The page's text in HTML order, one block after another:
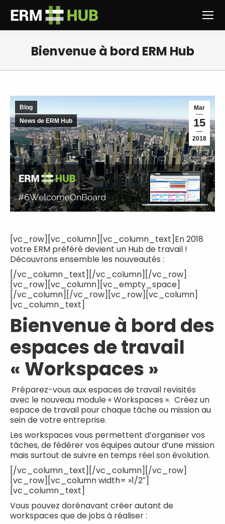
Bienvenue à bord ERM Hub
Mar
15
2018
Blog
News de ERM Hub
[vc_row][vc_column][vc_column_text]En 2018
votre ERM préféré devient un Hub de travail !
Découvrons ensemble les nouveautés :
[/vc_column_text][/vc_column][/vc_row]
[vc_row][vc_column][vc_empty_space]
[/vc_column][/vc_row][vc_row][vc_column]
[vc_column_text]
Bienvenue à bord des
espaces de travail
« Workspaces »
Préparez-vous aux espaces de travail revisités
avec le nouveau module « Workspaces ». Créez un
espace de travail pour chaque tâche ou mission au
sein de votre entreprise.
Les workspaces vous permettent d’organiser vos
tâches, de fédérer vos équipes autour d’une mission
mais surtout de suivre en temps réel son évolution.
[/vc_column_text][/vc_column][/vc_row]
[vc_row][vc_column width= »1/2″]
[vc_column_text]
Vous pouvez dorénavant créer autant de
workspaces que de jobs à réaliser :